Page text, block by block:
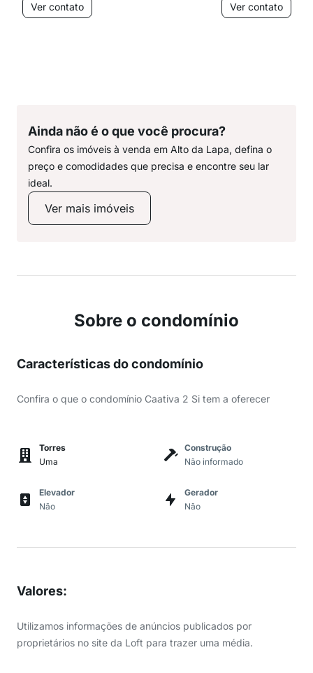
Ver contato
Ver contato
Ainda não é o que você procura?
Confira os imóveis à venda em Alto da Lapa, defina o
preço e comodidades que precisa e encontre seu lar
ideal.
Ver mais imóveis
Sobre o condomínio
Características do condomínio
Confira o que o condomínio Caativa 2 Si tem a oferecer
Torres
Uma
Construção
Não informado
Elevador
Não
Gerador
Não
Valores:
Utilizamos informações de anúncios publicados por
proprietários no site da Loft para trazer uma média.